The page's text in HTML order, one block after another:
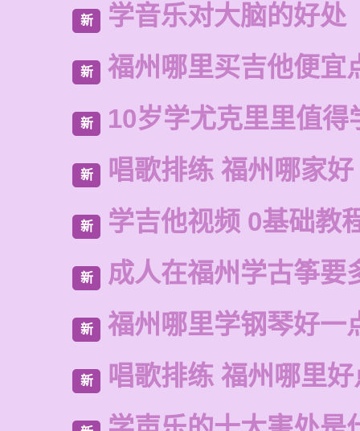
新 学音乐对大脑的好处
新 福州哪里买吉他便宜
新 10岁学尤克里里值得
新 唱歌排练 福州哪家好
新 学吉他视频 0基础教
新 成人在福州学古筝要
新 福州哪里学钢琴好一
新 唱歌排练 福州哪里好